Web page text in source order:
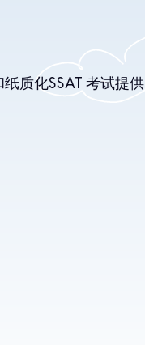
质化SSAT 考试提供